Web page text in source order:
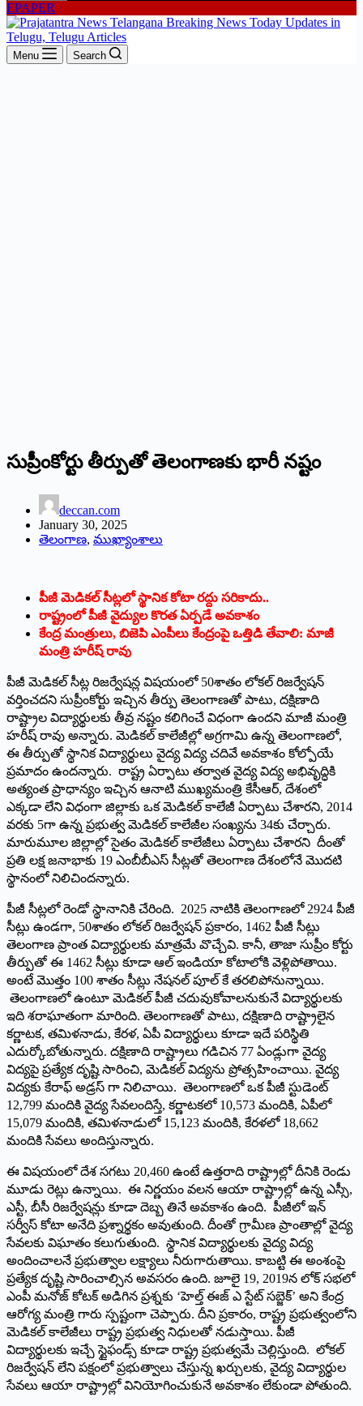
EPAPER
Menu Search
సుప్రీంకోర్టు తీర్పుతో తెలంగాణకు భారీ నష్టం
deccan.com
January 30, 2025
తెలంగాణ, ముఖ్యాంశాలు
పీజీ మెడికల్ సీట్లలో స్థానిక కోటా రద్దు స‌రికాదు..
రాష్ట్రంలో పీజీ వైద్యుల కొరత ఏర్పడే అవకాశం
కేంద్ర మంత్రులు, బిజెపి ఎంపీలు కేంద్రంపై ఒత్తిడి తేవాలి: మాజీ
మంత్రి హరీష్ రావు
పీజీ మెడికల్ సీట్ల రిజర్వేషన్ల విషయంలో 50శాతం లోకల్ రిజర్వేషన్
వర్తించదని సుప్రీంకోర్టు ఇచ్చిన తీర్పు తెలంగాణతో పాటు, దక్షిణాది
రాష్ట్రాల విద్యార్థులకు తీవ్ర నష్టం కలిగించే విధంగా ఉంద‌ని మాజీ మంత్రి
హ‌రీష్ రావు అన్నారు. మెడికల్ కాలేజీల్లో అగ్రగామి ఉన్న తెలంగాణలో,
ఈ తీర్పుతో స్థానిక విద్యార్థులు వైద్య విద్య చదివే అవకాశం కోల్పోయే
ప్రమాదం ఉంద‌న్నారు. రాష్ట్ర ఏర్పాటు తర్వాత వైద్య విద్య అభివృద్ధికి
అత్యంత ప్రాధాన్యం ఇచ్చిన ఆనాటి ముఖ్యమంత్రి కేసీఆర్, దేశంలో
ఎక్కడా లేని విధంగా జిల్లాకు ఒక మెడికల్ కాలేజీ ఏర్పాటు చేశార‌ని, 2014
వరకు 5గా ఉన్న ప్రభుత్వ మెడికల్ కాలేజీల సంఖ్యను 34కు చేర్చారు.
మారుమూల జిల్లాల్లో సైతం మెడికల్ కాలేజీలు ఏర్పాటు చేశార‌ని దీంతో
ప్రతి లక్ష జనాభాకు 19 ఎంబీబీఎస్ సీట్లతో తెలంగాణ దేశంలోనే మొదటి
స్థానంలో నిలిచింద‌న్నారు.
పీజీ సీట్లలో రెండో స్థానానికి చేరింది. 2025 నాటికి తెలంగాణలో 2924 పీజీ
సీట్లు ఉండగా, 50శాతం లోకల్ రిజర్వేషన్ ప్రకారం, 1462 పీజీ సీట్లు
తెలంగాణ ప్రాంత విద్యార్థులకు మాత్రమే వొచ్చేవి. కానీ, తాజా సుప్రీం కోర్టు
తీర్పుతో ఈ 1462 సీట్లు కూడా ఆల్ ఇండియా కోటాలోకి వెళ్లిపోతాయి.
అంటే మొత్తం 100 శాతం సీట్లు నేషనల్ పూల్ కే తరలిపోనున్నాయి.
తెలంగాణలో ఉంటూ మెడికల్ పీజీ చదువుకోవాలనుకునే విద్యార్థులకు
ఇది శరాఘాతంగా మారింది. తెలంగాణతో పాటు, దక్షిణాది రాష్ట్రాలైన
కర్ణాటక, తమిళనాడు, కేరళ, ఏపీ విద్యార్థులు కూడా ఇదే పరిస్థితి
ఎదుర్కోబోతున్నారు. దక్షిణాది రాష్ట్రాలు గడిచిన 77 ఏండ్లుగా వైద్య
విద్యపై ప్రత్యేక దృష్టి సారించి, మెడికల్ విద్యను ప్రోత్సహించాయి. వైద్య
విద్యకు కేరాఫ్ అడ్రస్ గా నిలిచాయి. తెలంగాణలో ఒక పీజీ స్టుడెంట్
12,799 మందికి వైద్య సేవలందిస్తే, కర్ణాటకలో 10,573 మందికి, ఏపీలో
15,079 మందికి, తమిళనాడులో 15,123 మందికి, కేరళలో 18,662
మందికి సేవలు అందిస్తున్నారు.
ఈ విషయంలో దేశ సగటు 20,460 ఉంటే ఉత్తరాది రాష్ట్రాల్లో దీనికి రెండు
మూడు రెట్లు ఉన్నాయి. ఈ నిర్ణయం వలన ఆయా రాష్ట్రాల్లో ఉన్న ఎస్సీ,
ఎస్టీ, బీసీ రిజర్వేషన్లు కూడా దెబ్బ తినే అవకాశం ఉంది. పీజీలో ఇన్
సర్వీస్ కోటా అనేది ప్రశ్నార్థకం అవుతుంది. దీంతో గ్రామీణ ప్రాంతాల్లో వైద్య
సేవలకు విఘాతం కలుగుతుంది. స్థానిక విద్యార్థులకు వైద్య విద్య
అందించాలనే ప్రభుత్వాల లక్ష్యాలు నీరుగారుతాయి. కాబట్టి ఈ అంశంపై
ప్రత్యేక దృష్టి సారించాల్సిన అవసరం ఉంది. జూలై 19, 2019న లోక్ సభలో
ఎంపీ మనోజ్ కోటక్ అడిగిన ప్రశ్నకు ‘హెల్త్ ఈజ్ ఎ స్టేట్ సబ్జెక్’ అని కేంద్ర
ఆరోగ్య మంత్రి గారు స్పష్టంగా చెప్పారు. దీని ప్రకారం, రాష్ట్ర ప్రభుత్వంలోని
మెడికల్ కాలేజీలు రాష్ట్ర ప్రభుత్వ నిధులతో నడుస్తాయి. పీజీ
విద్యార్థులకు ఇచ్చే స్టైఫండ్స్ కూడా రాష్ట్ర ప్రభుత్వమే చెల్లిస్తుంది. లోకల్
రిజర్వేషన్ లేని పక్షంలో ప్రభుత్వాలు చేస్తున్న ఖర్చులకు, వైద్య విద్యార్థుల
సేవలు ఆయా రాష్ట్రాల్లో వినియోగించుకునే అవకాశం లేకుండా పోతుంది.